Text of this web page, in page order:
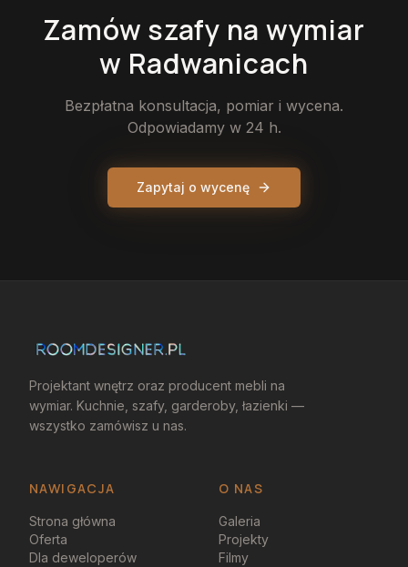
Zamów szafy na wymiar
w Radwanicach
Bezpłatna konsultacja, pomiar i wycena.
Odpowiadamy w 24 h.
Zapytaj o wycenę
Projektant wnętrz oraz producent mebli na
wymiar. Kuchnie, szafy, garderoby, łazienki —
wszystko zamówisz u nas.
NAWIGACJA O NAS
Strona główna
Oferta
Dla deweloperów
Galeria
Projekty
Filmy